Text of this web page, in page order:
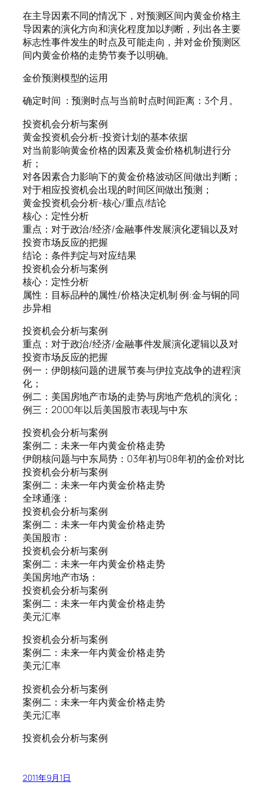
在主导因素不同的情况下，对预测区间内黄金价格主
导因素的演化方向和演化程度加以判断，列出各主要
标志性事件发生的时点及可能走向，并对金价预测区
间内黄金价格的走势节奏予以明确。
金价预测模型的运用
确定时间 ：预测时点与当前时点时间距离：3个月。
投资机会分析与案例
黄金投资机会分析-投资计划的基本依据
对当前影响黄金价格的因素及黄金价格机制进行分
析；
对各因素合力影响下的黄金价格波动区间做出判断；
对于相应投资机会出现的时间区间做出预测；
黄金投资机会分析-核心/重点/结论
核心：定性分析
重点：对于政治/经济/金融事件发展演化逻辑以及对
投资市场反应的把握
结论：条件判定与对应结果
投资机会分析与案例
核心：定性分析
属性：目标品种的属性/价格决定机制 例:金与铜的同
步异相
投资机会分析与案例
重点：对于政治/经济/金融事件发展演化逻辑以及对
投资市场反应的把握
例一：伊朗核问题的进展节奏与伊拉克战争的进程演
化；
例二：美国房地产市场的走势与房地产危机的演化；
例三：2000年以后美国股市表现与中东
投资机会分析与案例
案例二：未来一年内黄金价格走势
伊朗核问题与中东局势：03年初与08年初的金价对比
投资机会分析与案例
案例二：未来一年内黄金价格走势
全球通涨：
投资机会分析与案例
案例二：未来一年内黄金价格走势
美国股市：
投资机会分析与案例
案例二：未来一年内黄金价格走势
美国房地产市场：
投资机会分析与案例
案例二：未来一年内黄金价格走势
美元汇率
投资机会分析与案例
案例二：未来一年内黄金价格走势
美元汇率
投资机会分析与案例
案例二：未来一年内黄金价格走势
美元汇率
投资机会分析与案例
2011年9月1日